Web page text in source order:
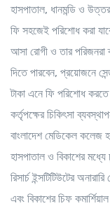
হাসপাতাল, ধানমন্ডি ও
ফি সহজেই পরিশোধ করা
আসা রোগী ও তার পরিজনরা
দিতে পারবেন, প্রয়োজনে
টাকা এনে ফি পরিশোধ
কর্তৃপক্ষের চিকিৎসা
বাংলাদেশ মেডিকেল কলেজ
হাসপাতাল ও বিকাশের
রিসার্চ ইন্সটিটিউটের
এবং বিকাশের চিফ